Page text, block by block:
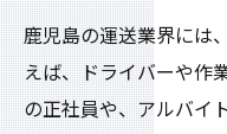
鹿児島の運送業界には
えば、ドライバーや作
の正社員や、アルバイ